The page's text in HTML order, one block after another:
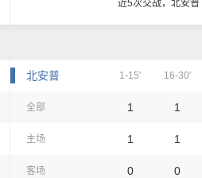
近5次交战，北安普
北安普 1-15' 16-30'
全部 1 1
主场 1 1
客场 0 0